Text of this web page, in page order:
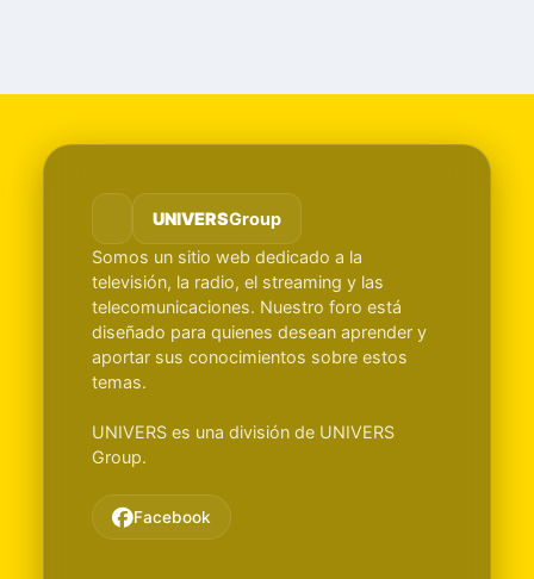
UNIVERSGroup
Somos un sitio web dedicado a la
televisión, la radio, el streaming y las
telecomunicaciones. Nuestro foro está
diseñado para quienes desean aprender y
aportar sus conocimientos sobre estos
temas.
UNIVERS es una división de UNIVERS
Group.
Facebook